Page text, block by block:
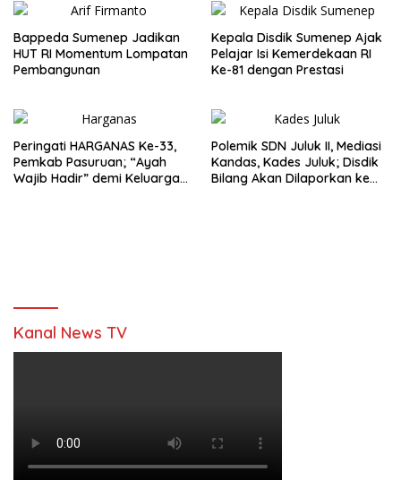
Bappeda Sumenep Jadikan
HUT RI Momentum Lompatan
Pembangunan
Kepala Disdik Sumenep Ajak
Pelajar Isi Kemerdekaan RI
Ke-81 dengan Prestasi
Peringati HARGANAS Ke-33,
Pemkab Pasuruan; “Ayah
Wajib Hadir” demi Keluarga
Polemik SDN Juluk II, Mediasi
Kandas, Kades Juluk; Disdik
Bilang Akan Dilaporkan ke
Kanal News TV